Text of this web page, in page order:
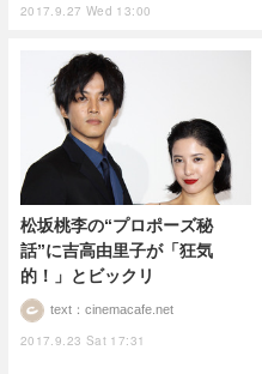
2017.9.27 Wed 13:00
松坂桃李の“プロポーズ秘
話”に吉高由里子が「狂気
的！」とビックリ
2017.9.23 Sat 17:31
text：cinemacafe.net